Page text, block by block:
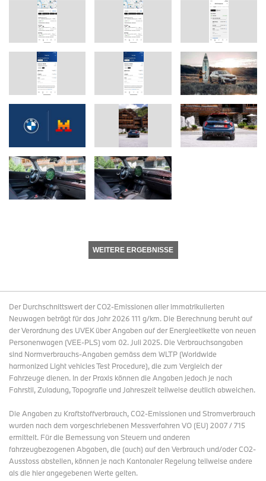
WEITERE ERGEBNISSE
Der Durchschnittswert der CO2-Emissionen aller immatrikulierten
Neuwagen beträgt für das Jahr 2026 111 g/km. Die Berechnung beruht auf
der Verordnung des UVEK über Angaben auf der Energieetikette von neuen
Personenwagen (VEE-PLS) vom 02. Juli 2025. Die Verbrauchsangaben
sind Normverbrauchs-Angaben gemäss dem WLTP (Worldwide
harmonized Light vehicles Test Procedure), die zum Vergleich der
Fahrzeuge dienen. In der Praxis können die Angaben jedoch je nach
Fahrstil, Zuladung, Topografie und Jahreszeit teilweise deutlich abweichen.
Die Angaben zu Kraftstoffverbrauch, CO2-Emissionen und Stromverbrauch
wurden nach dem vorgeschriebenen Messverfahren VO (EU) 2007 / 715
ermittelt. Für die Bemessung von Steuern und anderen
fahrzeugbezogenen Abgaben, die (auch) auf den Verbrauch und/oder CO2-
Ausstoss abstellen, können je nach Kantonaler Regelung teilweise andere
als die hier angegebenen Werte gelten.